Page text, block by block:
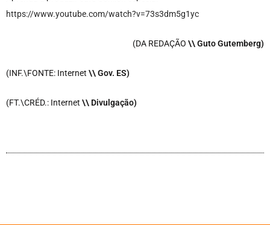
https://www.youtube.com/watch?v=73s3dm5g1yc
(DA REDAÇÃO \\ Guto Gutemberg)
(INF.\FONTE: Internet \\ Gov. ES)
(FT.\CRÉD.: Internet \\ Divulgação)